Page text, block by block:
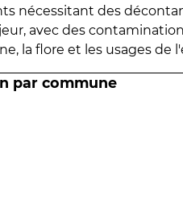
nécessitant des
avec des
la flore et les usages de
par commune